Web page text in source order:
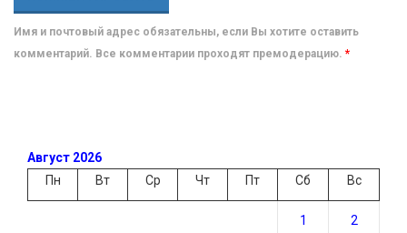
Имя и почтовый адрес обязательны, если Вы хотите оставить
комментарий. Все комментарии проходят премодерацию. *
Август 2026
Пн
Вт Ср Чт Пт Сб Вс
1 2